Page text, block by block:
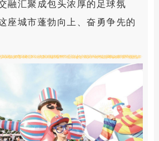
融汇聚成包头浓厚的足球氛
座城市蓬勃向上、奋勇争先的